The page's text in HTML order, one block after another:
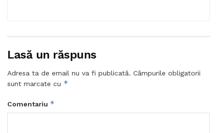
Lasă un răspuns
Adresa ta de email nu va fi publicată. Câmpurile obligatorii
sunt marcate cu *
Comentariu *